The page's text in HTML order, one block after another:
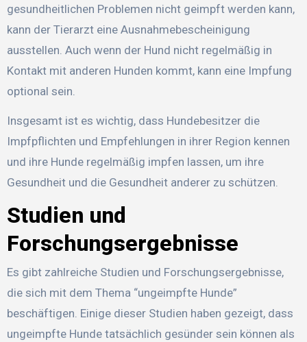
gesundheitlichen Problemen nicht geimpft werden kann,
kann der Tierarzt eine Ausnahmebescheinigung
ausstellen. Auch wenn der Hund nicht regelmäßig in
Kontakt mit anderen Hunden kommt, kann eine Impfung
optional sein.
Insgesamt ist es wichtig, dass Hundebesitzer die
Impfpflichten und Empfehlungen in ihrer Region kennen
und ihre Hunde regelmäßig impfen lassen, um ihre
Gesundheit und die Gesundheit anderer zu schützen.
Studien und
Forschungsergebnisse
Es gibt zahlreiche Studien und Forschungsergebnisse,
die sich mit dem Thema “ungeimpfte Hunde”
beschäftigen. Einige dieser Studien haben gezeigt, dass
ungeimpfte Hunde tatsächlich gesünder sein können als